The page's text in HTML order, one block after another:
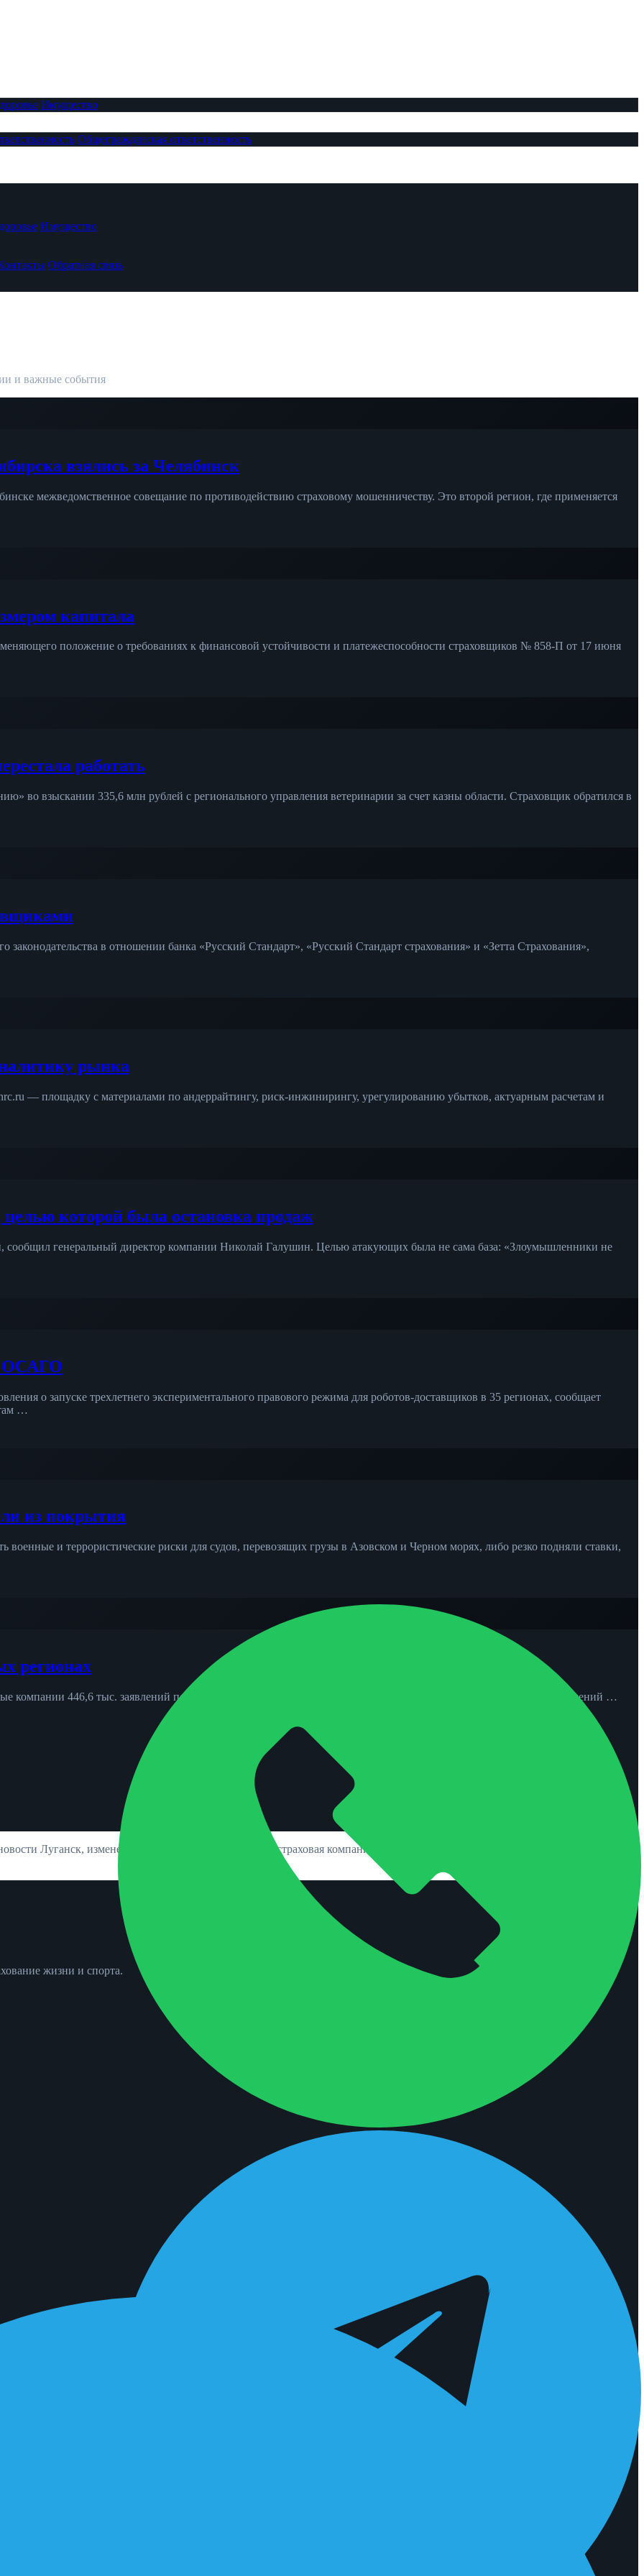
Имущество
Общегражданская ответственность
Имущество
Обратная связь
и важные события
взялись за Челябинск
межведомственное совещание по противодействию страховому мошенничеству. Это второй регион, где применяется
капитала
положение о требованиях к финансовой устойчивости и платежеспособности страховщиков № 858-П от 17 июня
работать
во взыскании 335,6 млн рублей с регионального управления ветеринарии за счет казны области. Страховщик обратился в
в отношении банка «Русский Стандарт», «Русский Стандарт страхования» и «Зетта Страхования»,
рынка
— площадку с материалами по андеррайтингу, риск-инжинирингу, урегулированию убытков, актуарным расчетам и
которой была остановка продаж
сообщил генеральный директор компании Николай Галушин. Целью атакующих была не сама база: «Злоумышленники не
ОСАГО
о запуске трехлетнего экспериментального правового режима для роботов-доставщиков в 35 регионах, сообщает
…
из покрытия
и террористические риски для судов, перевозящих грузы в Азовском и Черном морях, либо резко подняли ставки,
регионах
компании 446,6 тыс. заявлений по европротоколу против 422,5 тыс. годом ранее, сообщил РСА. Доля таких заявлений …
Луганск, изменения ОСАГО, новости КАСКО, страховая компания новости Херсон, актуальные новости страхования
жизни и спорта.